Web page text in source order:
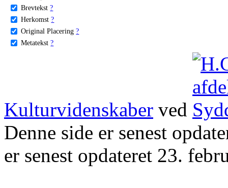
Brevtekst ?
Herkomst ?
Original Placering ?
Metatekst ?
Kulturvidenskaber ved
Denne side er senest
er senest opdateret 23.